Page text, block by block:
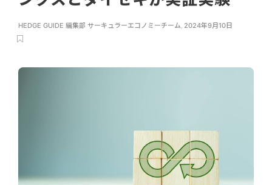
HEDGE GUIDE 編集部 サーキュラーエコノミーチーム, 2024年9月10日